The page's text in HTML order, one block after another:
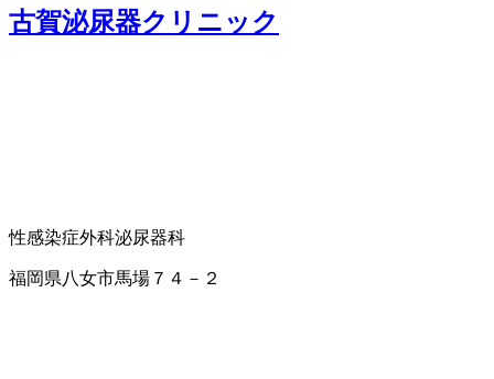
古賀泌尿器クリニック
性感染症外科泌尿器科
福岡県八女市馬場７４－２